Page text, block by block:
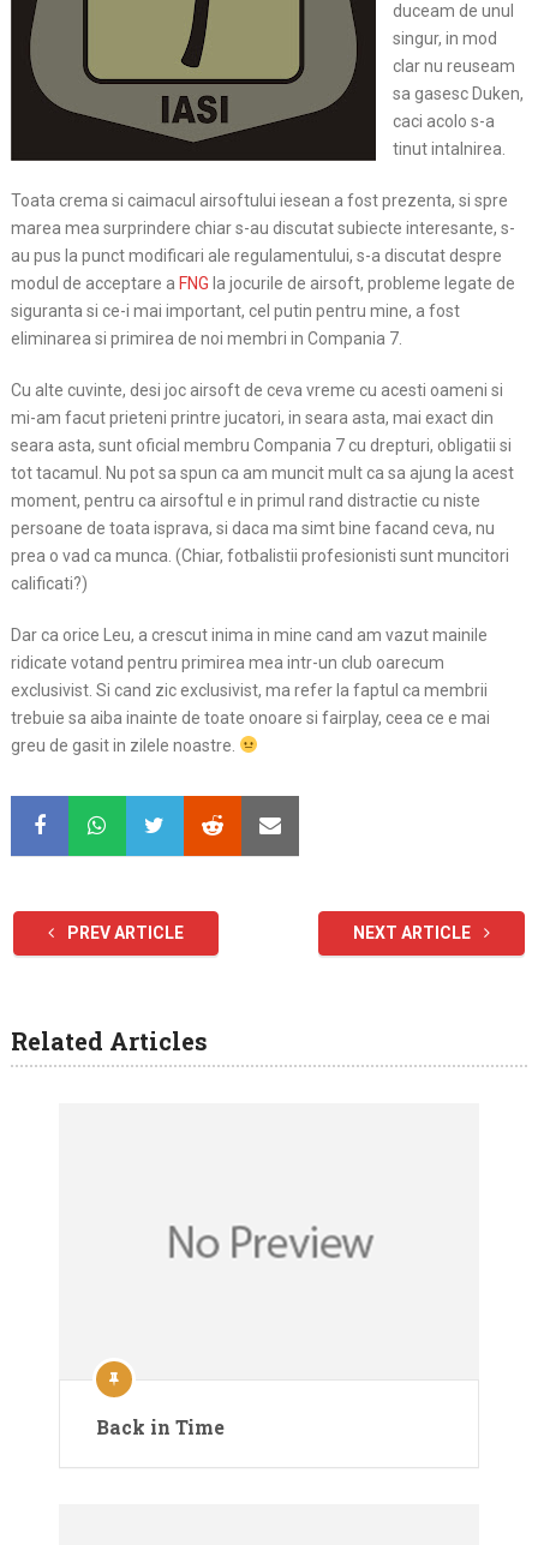
duceam de unul
singur, in mod
clar nu reuseam
sa gasesc Duken,
caci acolo s-a
tinut intalnirea.
Toata crema si caimacul airsoftului iesean a fost prezenta, si spre
marea mea surprindere chiar s-au discutat subiecte interesante, s-
au pus la punct modificari ale regulamentului, s-a discutat despre
modul de acceptare a FNG la jocurile de airsoft, probleme legate de
siguranta si ce-i mai important, cel putin pentru mine, a fost
eliminarea si primirea de noi membri in Compania 7.
Cu alte cuvinte, desi joc airsoft de ceva vreme cu acesti oameni si
mi-am facut prieteni printre jucatori, in seara asta, mai exact din
seara asta, sunt oficial membru Compania 7 cu drepturi, obligatii si
tot tacamul. Nu pot sa spun ca am muncit mult ca sa ajung la acest
moment, pentru ca airsoftul e in primul rand distractie cu niste
persoane de toata isprava, si daca ma simt bine facand ceva, nu
prea o vad ca munca. (Chiar, fotbalistii profesionisti sunt muncitori
calificati?)
Dar ca orice Leu, a crescut inima in mine cand am vazut mainile
ridicate votand pentru primirea mea intr-un club oarecum
exclusivist. Si cand zic exclusivist, ma refer la faptul ca membrii
trebuie sa aiba inainte de toate onoare si fairplay, ceea ce e mai
greu de gasit in zilele noastre.
PREV ARTICLE NEXT ARTICLE
Related Articles
Back in Time